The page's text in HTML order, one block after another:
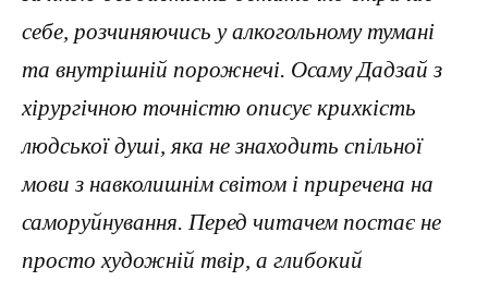
себе, розчиняючись у алкогольному тумані
та внутрішній порожнечі. Осаму Дадзай з
хірургічною точністю описує крихкість
людської душі, яка не знаходить спільної
мови з навколишнім світом і приречена на
саморуйнування. Перед читачем постає не
просто художній твір, а глибокий